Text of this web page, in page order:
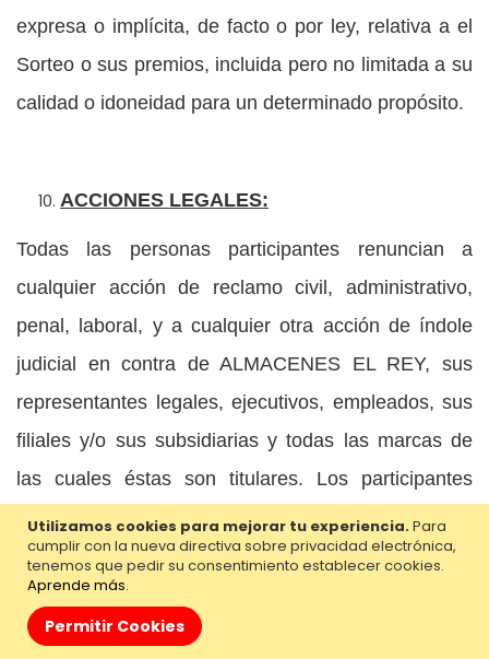
Utilizamos cookies para mejorar tu experiencia.Para
cumplir con la nueva directiva sobre privacidad electrónica,
tenemos que pedir su consentimiento establecer cookies.
Aprende más.
Permitir Cookies
expresa o implícita, de facto o por ley, relativa a el
Sorteo o sus premios, incluida pero no limitada a su
calidad o idoneidad para un determinado propósito.
ACCIONES LEGALES:
Todas las personas participantes renuncian a
cualquier acción de reclamo civil, administrativo,
penal, laboral, y a cualquier otra acción de índole
judicial en contra de ALMACENES EL REY, sus
representantes legales, ejecutivos, empleados, sus
filiales y/o sus subsidiarias y todas las marcas de
las cuales éstas son titulares. Los participantes
reconocen y aceptan que la ley aplicable para
cualquier controversia que surja con relación a esta
promoción será la del territorio costarricense y
renuncian a su derecho a iniciar cualquier tipo de